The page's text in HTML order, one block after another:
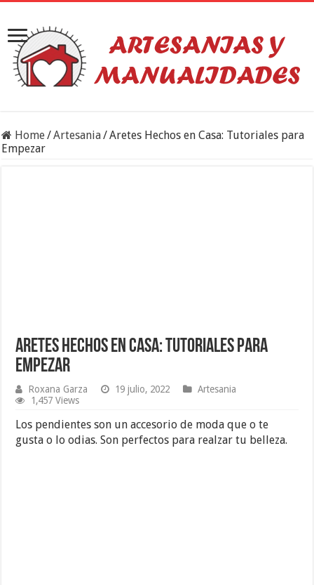
Home/Artesania/Aretes Hechos en Casa: Tutoriales para
Empezar
Aretes Hechos en Casa: Tutoriales para
Empezar
Roxana Garza 19 julio, 2022
Artesania
1,457 Views
Los pendientes son un accesorio de moda que o te
gusta o lo odias. Son perfectos para realzar tu belleza.